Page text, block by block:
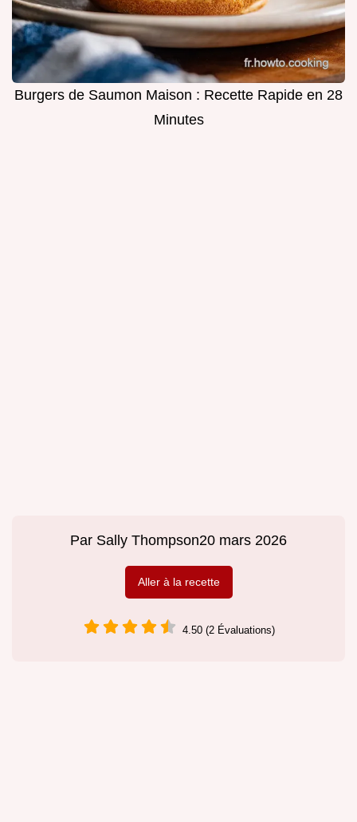
Burgers de Saumon Maison : Recette Rapide en 28
Minutes
Par Sally Thompson20 mars 2026
Aller à la recette
4.50 (2 Évaluations)